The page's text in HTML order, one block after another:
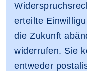
erteilte
die Zukunft
widerrufen. Sie
entweder